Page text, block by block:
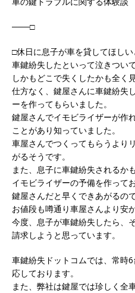
───□
□休日に息子が車を貸してほしい
車鍵紛失したといって泣きつい
しかもどこで失くしたかも全く
仕方なく、鍵屋さんに車鍵紛失
ーを作ってもらいました。
鍵屋さんでイモビライザーが作
ことがあり知っていました。
車屋さんでつくってもらうより
がるそうです。
また、息子に車鍵紛失されるか
イモビライザーの予備を作って
鍵屋さんだと早くできあがるの
お値段も噂通り車屋さんより安
今度、息子が車鍵紛失したら、
請求しようと思っています。
車鍵紛失ドットコムでは、常時
応しております。
また、弊社は鍵屋では珍しく全